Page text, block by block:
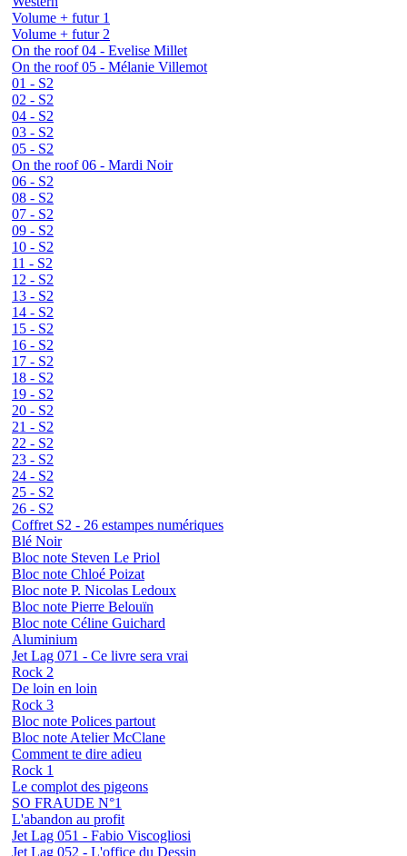
Volume + futur 1
Volume + futur 2
On the roof 04 - Evelise Millet
On the roof 05 - Mélanie Villemot
01 - S2
02 - S2
04 - S2
03 - S2
05 - S2
On the roof 06 - Mardi Noir
06 - S2
08 - S2
07 - S2
09 - S2
10 - S2
11 - S2
12 - S2
13 - S2
14 - S2
15 - S2
16 - S2
17 - S2
18 - S2
19 - S2
20 - S2
21 - S2
22 - S2
23 - S2
24 - S2
25 - S2
26 - S2
Coffret S2 - 26 estampes numériques
Blé Noir
Bloc note Steven Le Priol
Bloc note Chloé Poizat
Bloc note P. Nicolas Ledoux
Bloc note Pierre Belouïn
Bloc note Céline Guichard
Aluminium
Jet Lag 071 - Ce livre sera vrai
Rock 2
De loin en loin
Rock 3
Bloc note Polices partout
Bloc note Atelier McClane
Comment te dire adieu
Rock 1
Le complot des pigeons
SO FRAUDE N°1
L'abandon au profit
Jet Lag 051 - Fabio Viscogliosi
Jet Lag 052 - L'office du Dessin